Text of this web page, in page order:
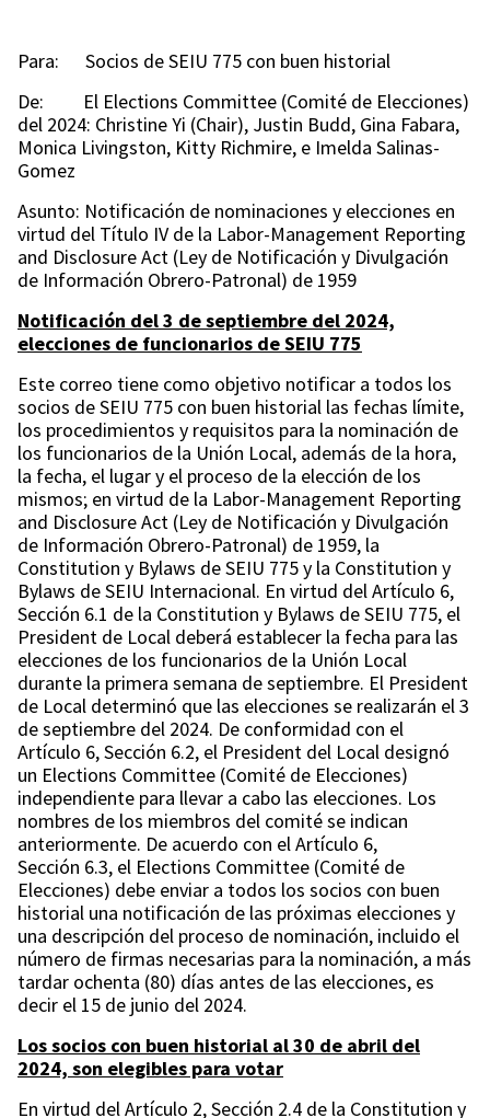
Para: Socios de SEIU 775 con buen historial
De: El Elections Committee (Comité de Elecciones)
del 2024: Christine Yi (Chair), Justin Budd, Gina Fabara,
Monica Livingston, Kitty Richmire, e Imelda Salinas-
Gomez
Asunto: Notificación de nominaciones y elecciones en
virtud del Título IV de la Labor-Management Reporting
and Disclosure Act (Ley de Notificación y Divulgación
de Información Obrero-Patronal) de 1959
Notificación del 3 de septiembre del 2024,
elecciones de funcionarios de SEIU 775
Este correo tiene como objetivo notificar a todos los
socios de SEIU 775 con buen historial las fechas límite,
los procedimientos y requisitos para la nominación de
los funcionarios de la Unión Local, además de la hora,
la fecha, el lugar y el proceso de la elección de los
mismos; en virtud de la Labor-Management Reporting
and Disclosure Act (Ley de Notificación y Divulgación
de Información Obrero-Patronal) de 1959, la
Constitution y Bylaws de SEIU 775 y la Constitution y
Bylaws de SEIU Internacional. En virtud del Artículo 6,
Sección 6.1 de la Constitution y Bylaws de SEIU 775, el
President de Local deberá establecer la fecha para las
elecciones de los funcionarios de la Unión Local
durante la primera semana de septiembre. El President
de Local determinó que las elecciones se realizarán el 3
de septiembre del 2024. De conformidad con el
Artículo 6, Sección 6.2, el President del Local designó
un Elections Committee (Comité de Elecciones)
independiente para llevar a cabo las elecciones. Los
nombres de los miembros del comité se indican
anteriormente. De acuerdo con el Artículo 6,
Sección 6.3, el Elections Committee (Comité de
Elecciones) debe enviar a todos los socios con buen
historial una notificación de las próximas elecciones y
una descripción del proceso de nominación, incluido el
número de firmas necesarias para la nominación, a más
tardar ochenta (80) días antes de las elecciones, es
decir el 15 de junio del 2024.
Los socios con buen historial al 30 de abril del
2024, son elegibles para votar
En virtud del Artículo 2, Sección 2.4 de la Constitution y